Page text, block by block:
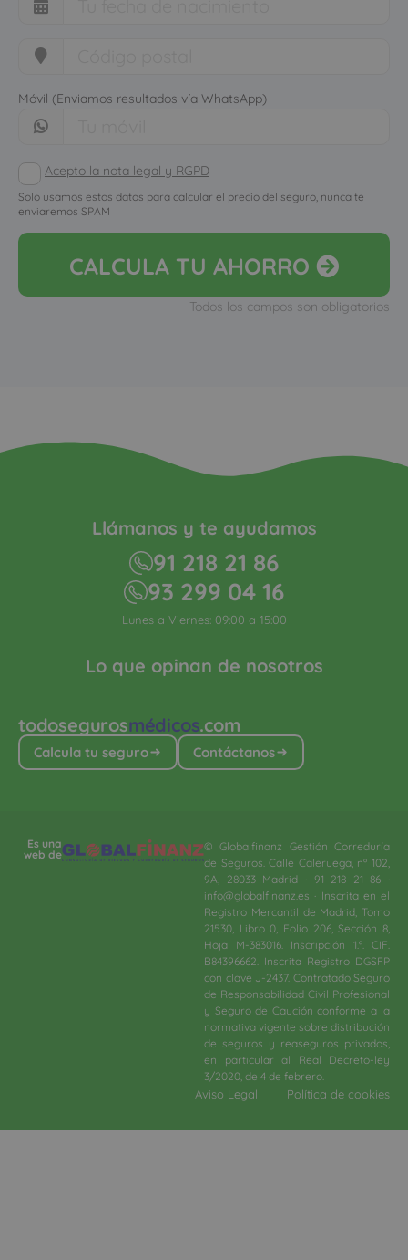
Móvil (Enviamos resultados vía WhatsApp)
Acepto la nota legal y RGPD
Solo usamos estos datos para calcular el precio del seguro, nunca te
enviaremos SPAM
CALCULA TU AHORRO
Todos los campos son obligatorios
todosegurosmédicos.com
Calcula tu seguro Contáctanos
Lo que opinan de nosotros
Llámanos y te ayudamos
91 218 21 86
93 299 04 16
Lunes a Viernes: 09:00 a 15:00
Es una
web de
© Globalfinanz Gestión Correduría
de Seguros. Calle Caleruega, nº 102,
9A, 28033 Madrid · 91 218 21 86 ·
info@globalfinanz.es · Inscrita en el
Registro Mercantil de Madrid, Tomo
21530, Libro 0, Folio 206, Sección 8,
Hoja M-383016. Inscripción 1.ª. CIF.
B84396662. Inscrita Registro DGSFP
con clave J-2437. Contratado Seguro
de Responsabilidad Civil Profesional
y Seguro de Caución conforme a la
normativa vigente sobre distribución
de seguros y reaseguros privados,
en particular al Real Decreto-ley
3/2020, de 4 de febrero.​
Aviso Legal Política de cookies